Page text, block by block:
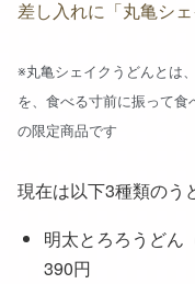
差し入れに「丸亀シ
※丸亀シェイクうどんとは、
を、食べる寸前に振って食
の限定商品です
現在は以下3種類のう
明太とろろうどん
390円